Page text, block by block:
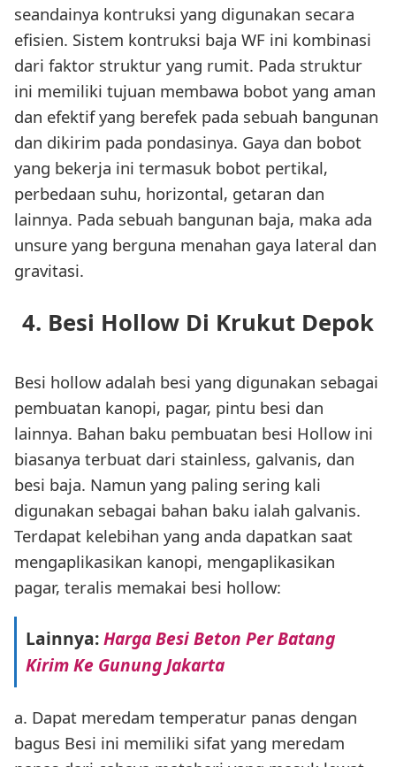
seandainya kontruksi yang digunakan secara
efisien. Sistem kontruksi baja WF ini kombinasi
dari faktor struktur yang rumit. Pada struktur
ini memiliki tujuan membawa bobot yang aman
dan efektif yang berefek pada sebuah bangunan
dan dikirim pada pondasinya. Gaya dan bobot
yang bekerja ini termasuk bobot pertikal,
perbedaan suhu, horizontal, getaran dan
lainnya. Pada sebuah bangunan baja, maka ada
unsure yang berguna menahan gaya lateral dan
gravitasi.
4. Besi Hollow Di Krukut Depok
Besi hollow adalah besi yang digunakan sebagai
pembuatan kanopi, pagar, pintu besi dan
lainnya. Bahan baku pembuatan besi Hollow ini
biasanya terbuat dari stainless, galvanis, dan
besi baja. Namun yang paling sering kali
digunakan sebagai bahan baku ialah galvanis.
Terdapat kelebihan yang anda dapatkan saat
mengaplikasikan kanopi, mengaplikasikan
pagar, teralis memakai besi hollow:
Lainnya:Harga Besi Beton Per Batang
Kirim Ke Gunung Jakarta
a. Dapat meredam temperatur panas dengan
bagus Besi ini memiliki sifat yang meredam